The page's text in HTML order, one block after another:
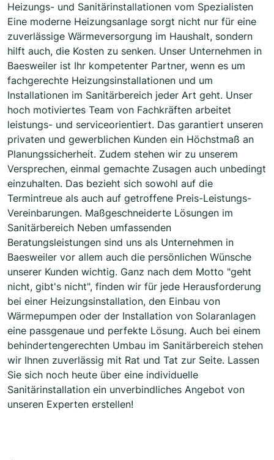
Heizungs- und Sanitärinstallationen vom Spezialisten
Eine moderne Heizungsanlage sorgt nicht nur für eine
zuverlässige Wärmeversorgung im Haushalt, sondern
hilft auch, die Kosten zu senken. Unser Unternehmen in
Baesweiler ist Ihr kompetenter Partner, wenn es um
fachgerechte Heizungsinstallationen und um
Installationen im Sanitärbereich jeder Art geht. Unser
hoch motiviertes Team von Fachkräften arbeitet
leistungs- und serviceorientiert. Das garantiert unseren
privaten und gewerblichen Kunden ein Höchstmaß an
Planungssicherheit. Zudem stehen wir zu unserem
Versprechen, einmal gemachte Zusagen auch unbedingt
einzuhalten. Das bezieht sich sowohl auf die
Termintreue als auch auf getroffene Preis-Leistungs-
Vereinbarungen. Maßgeschneiderte Lösungen im
Sanitärbereich Neben umfassenden
Beratungsleistungen sind uns als Unternehmen in
Baesweiler vor allem auch die persönlichen Wünsche
unserer Kunden wichtig. Ganz nach dem Motto "geht
nicht, gibt's nicht", finden wir für jede Herausforderung
bei einer Heizungsinstallation, den Einbau von
Wärmepumpen oder der Installation von Solaranlagen
eine passgenaue und perfekte Lösung. Auch bei einem
behindertengerechten Umbau im Sanitärbereich stehen
wir Ihnen zuverlässig mit Rat und Tat zur Seite. Lassen
Sie sich noch heute über eine individuelle
Sanitärinstallation ein unverbindliches Angebot von
unseren Experten erstellen!